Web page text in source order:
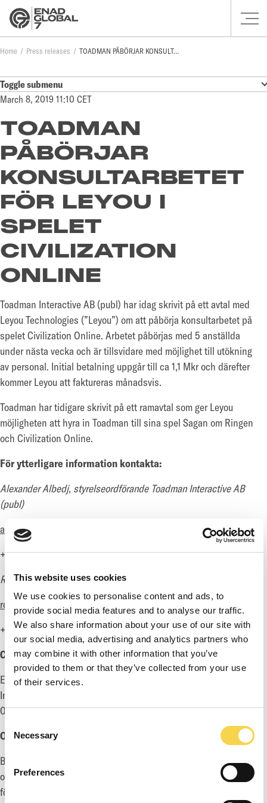
This website uses cookies
We use cookies to personalise content and ads, to
provide social media features and to analyse our traffic.
We also share information about your use of our site with
our social media, advertising and analytics partners who
may combine it with other information that you’ve
provided to them or that they’ve collected from your use
of their services.
Selection
Necessary
Preferences
Home Press releases TOADMAN PÅBÖRJAR KONSULTARBETET FÖR LEYOU I SPELET CIVILIZATION ONLINE
Toggle submenu
March 8, 2019 11:10 CET
TOADMAN
PÅBÖRJAR
KONSULTARBETET
FÖR LEYOU I
SPELET
CIVILIZATION
ONLINE
Toadman Interactive AB (publ) har idag skrivit på ett avtal med
Leyou Technologies (”Leyou”) om att påbörja konsultarbetet på
spelet Civilization Online. Arbetet påbörjas med 5 anställda
under nästa vecka och är tillsvidare med möjlighet till utökning
av personal. Initial betalning uppgår till ca 1,1 Mkr och därefter
kommer Leyou att faktureras månadsvis.
Toadman har tidigare skrivit på ett ramavtal som ger Leyou
möjligheten att hyra in Toadman till sina spel Sagan om Ringen
och Civilization Online.
För ytterligare information kontakta:
Alexander Albedj, styrelseordförande Toadman Interactive AB
(publ)
alexander.albedj@thetoadman.com
+46 76 221 30 75
Robin Flodin, VD Toadman Interactive AB (publ)
robin@thetoadman.com
+46 70 477 06 34
Certified Adviser:
Eminova Fondkomission AB
Info@eminova.se
08 -684 211 00
Om Toadman Interactive AB (publ):
Bolaget ska huvudsakligen bedriva tillverkning, marknadsföring
och försäljning av digitala samt analoga spel och därmed
förenlig verksamhet. Utvecklingen av spel sker företrädesvis i